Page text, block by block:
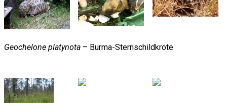
Geochelone platynota – Burma-Sternschildkröte